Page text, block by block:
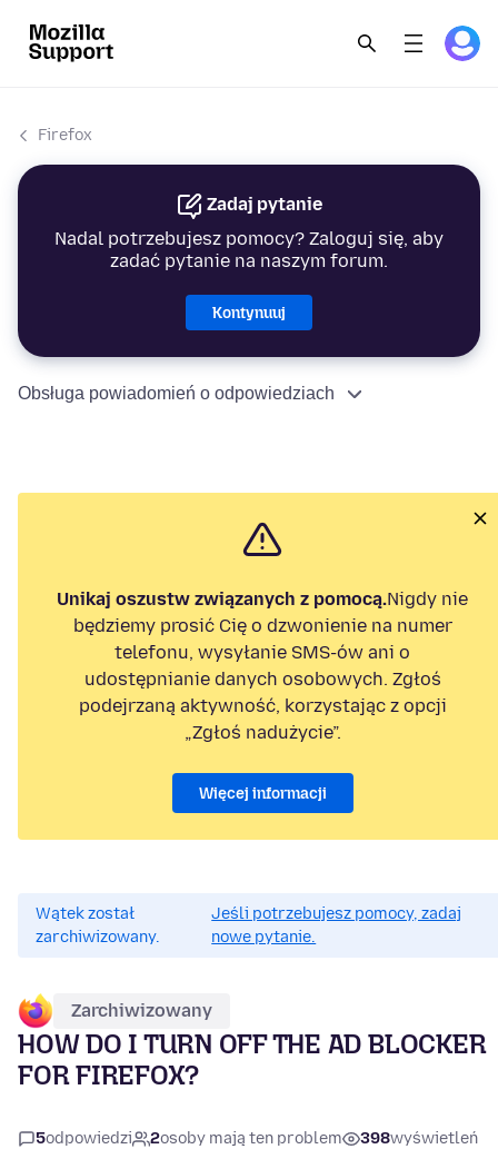
Firefox
Zadaj pytanie
Nadal potrzebujesz pomocy? Zaloguj się, aby
zadać pytanie na naszym forum.
Kontynuuj
Obsługa powiadomień o odpowiedziach
Unikaj oszustw związanych z pomocą.Nigdy nie
będziemy prosić Cię o dzwonienie na numer
telefonu, wysyłanie SMS-ów ani o
udostępnianie danych osobowych. Zgłoś
podejrzaną aktywność, korzystając z opcji
„Zgłoś nadużycie”.
Więcej informacji
Wątek został
zarchiwizowany.
Jeśli potrzebujesz pomocy, zadaj
nowe pytanie.
Zarchiwizowany
HOW DO I TURN OFF THE AD BLOCKER
FOR FIREFOX?
5odpowiedzi 2osoby mają ten problem 398wyświetleń